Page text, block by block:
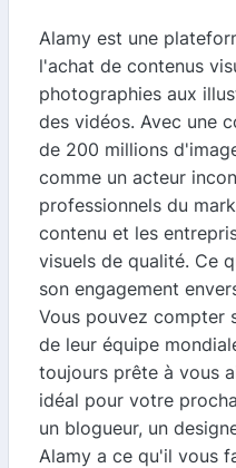
Alamy est une
l'achat de contenus
photographies aux
des vidéos. Avec une
de 200 millions
comme un acteur
professionnels du
contenu et les
visuels de qualité. Ce
son engagement
Vous pouvez compter
de leur équipe
toujours prête à vous
idéal pour votre
un blogueur, un
Alamy a ce qu'il vous